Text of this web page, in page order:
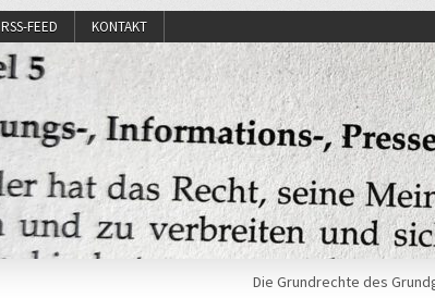
RSS-FEED KONTAKT
Die Grundrechte des